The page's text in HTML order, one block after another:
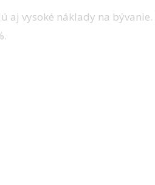
aj vysoké náklady na bývanie.